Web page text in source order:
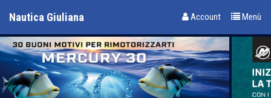
Menù
Account
Nautica Giuliana